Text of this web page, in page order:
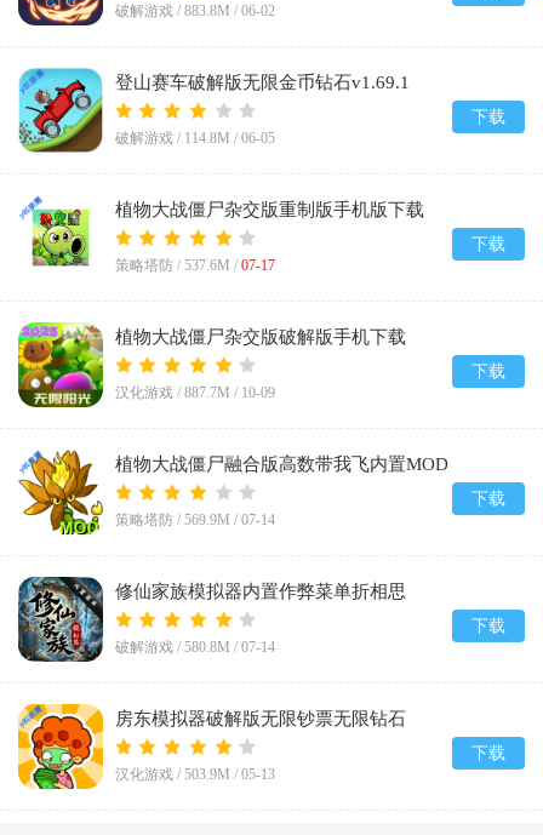
破解游戏 / 883.8M / 06-02
登山赛车破解版无限金币钻石v1.69.1
破解游戏 / 114.8M / 06-05
下载
植物大战僵尸杂交版重制版手机版下载
v0.24.0.0
策略塔防 / 537.6M / 07-17
下载
植物大战僵尸杂交版破解版手机下载
(Plants vs Zombies Super Hybrid)v3.12
汉化游戏 / 887.7M / 10-09
下载
植物大战僵尸融合版高数带我飞内置MOD
菜单(PlantsVsZombiesRH-Mod)v3.8
策略塔防 / 569.9M / 07-14
下载
修仙家族模拟器内置作弊菜单折相思
v10.1.6
破解游戏 / 580.8M / 07-14
下载
房东模拟器破解版无限钞票无限钻石
v1.87.5.2
汉化游戏 / 503.9M / 05-13
下载